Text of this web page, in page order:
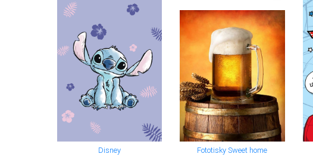
Disney Fototisky Sweet home